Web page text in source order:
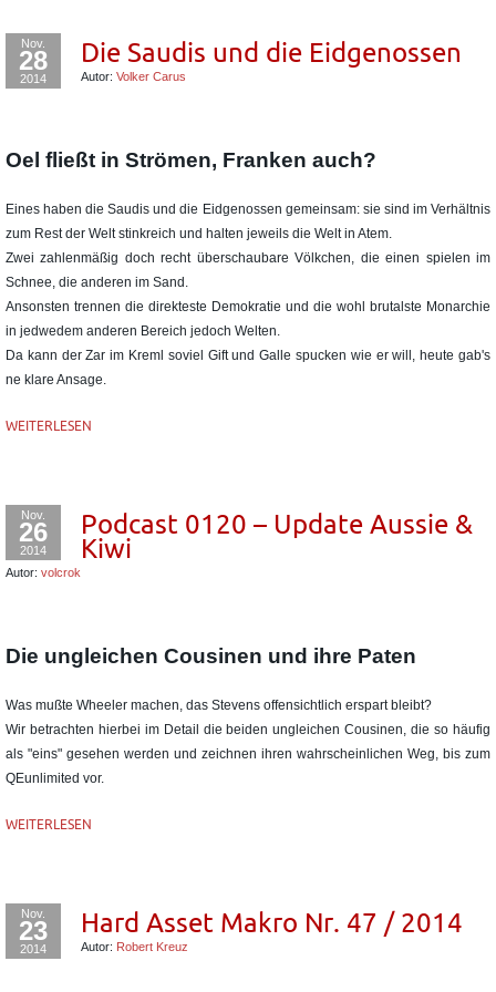
Nov.
28
2014
Die Saudis und die Eidgenossen
Autor: Volker Carus
Oel fließt in Strömen, Franken auch?
Eines haben die Saudis und die Eidgenossen gemeinsam: sie sind im Verhältnis
zum Rest der Welt stinkreich und halten jeweils die Welt in Atem.
Zwei zahlenmäßig doch recht überschaubare Völkchen, die einen spielen im
Schnee, die anderen im Sand.
Ansonsten trennen die direkteste Demokratie und die wohl brutalste Monarchie
in jedwedem anderen Bereich jedoch Welten.
Da kann der Zar im Kreml soviel Gift und Galle spucken wie er will, heute gab's
ne klare Ansage.
WEITERLESEN
Nov.
26
2014
Podcast 0120 – Update Aussie &
Kiwi
Autor: volcrok
Die ungleichen Cousinen und ihre Paten
Was mußte Wheeler machen, das Stevens offensichtlich erspart bleibt?
Wir betrachten hierbei im Detail die beiden ungleichen Cousinen, die so häufig
als "eins" gesehen werden und zeichnen ihren wahrscheinlichen Weg, bis zum
QEunlimited vor.
WEITERLESEN
Nov.
23
2014
Hard Asset Makro Nr. 47 / 2014
Autor: Robert Kreuz